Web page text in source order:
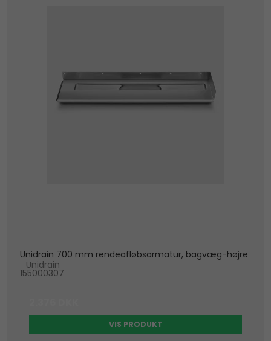
Unidrain 700 mm rendeafløbsarmatur, bagvæg-højre
Unidrain
155000307
VIS PRODUKT